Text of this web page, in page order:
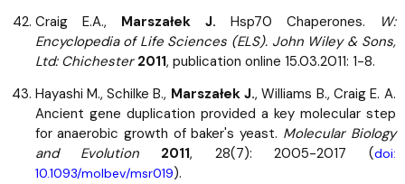
Craig E.A., Marszałek J. Hsp70 Chaperones.
W:
Encyclopedia of Life Sciences (ELS). John Wiley & Sons,
Ltd: Chichester 2011, publication online 15.03.2011: 1-8.
Hayashi M., Schilke B., Marszałek J., Williams B., Craig E. A.
Ancient gene duplication provided a key molecular step
for anaerobic growth of baker's yeast. Molecular Biology
and Evolution
2011, 28(7): 2005-2017 (doi:
10.1093/molbev/msr019).